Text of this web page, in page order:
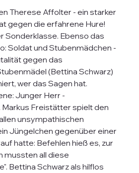
gegen die erfahrene Hure!
Sonderklasse. Ebenso das
Soldat und Stubenmädchen -
gegen das
(Bettina Schwarz)
wer das Sagen hat.
Junger Herr -
Freistätter spielt den
unsympathischen
Jüngelchen gegenüber einer
hatte: Befehlen hieß es, zur
mussten all diese
Bettina Schwarz als hilflos